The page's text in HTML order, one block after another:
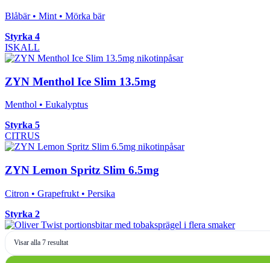
Blåbär • Mint • Mörka bär
Styrka 4
ISKALL
ZYN Menthol Ice Slim 13.5mg
Menthol • Eukalyptus
Styrka 5
CITRUS
ZYN Lemon Spritz Slim 6.5mg
Citron • Grapefrukt • Persika
Styrka 2
Visar alla 7 resultatSortera